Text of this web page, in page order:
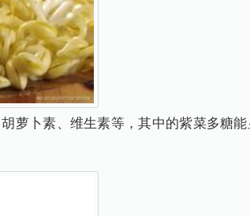
萝卜素、维生素等，其中的紫菜多糖